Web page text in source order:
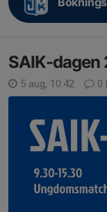
SAIK-dagen
5 aug, 10:42 0